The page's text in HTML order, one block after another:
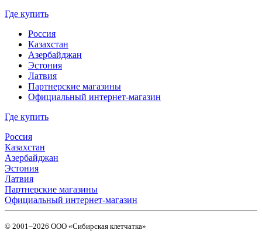
Где купить
Россия
Казахстан
Азербайджан
Эстония
Латвия
Партнерские магазины
Официальный интернет-магазин
Где купить
Россия
Казахстан
Азербайджан
Эстония
Латвия
Партнерские магазины
Официальный интернет-магазин
© 2001–2026 ООО «Сибирская клетчатка»